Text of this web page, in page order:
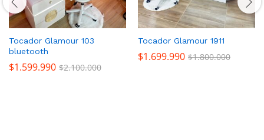
Tocador Glamour 103
bluetooth
$1.599.990 $2.100.000
Tocador Glamour 1911
$1.699.990 $1.800.000